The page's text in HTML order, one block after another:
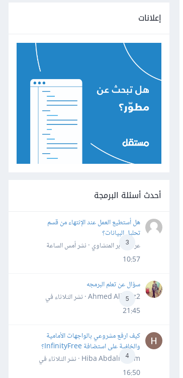
إعلانات
أحدث أسئلة البرمجة
3
هل أستطيع العمل عند الإنتهاء من قسم
تحليل البيانات؟
عرفه جابر المنشاوي · نشرأمس الساعة
10:57
5
سؤال عن تعلم البرمجه
Ahmed Alhafiz2 · نشر
الثلاثاء في
21:45
4
كيف ارفع مشروعي بالواجهات الأمامية
والخلفية على استضافة InfinityFree؟
Hiba Abdalrheem · نشر
الثلاثاء في
16:50